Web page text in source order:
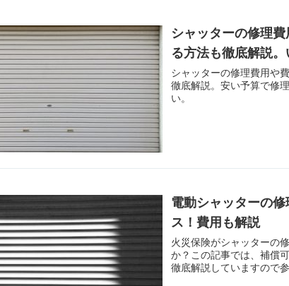
シャッターの修理
る方法も徹底解説
シャッターの修理費用や
徹底解説。安い予算で修
い。
電動シャッターの
ス！費用も解説
火災保険がシャッターの
か？この記事では、補償
徹底解説していますので